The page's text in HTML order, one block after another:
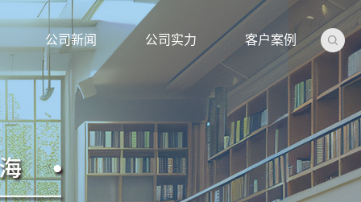
公司新闻 公司实力 客户案例